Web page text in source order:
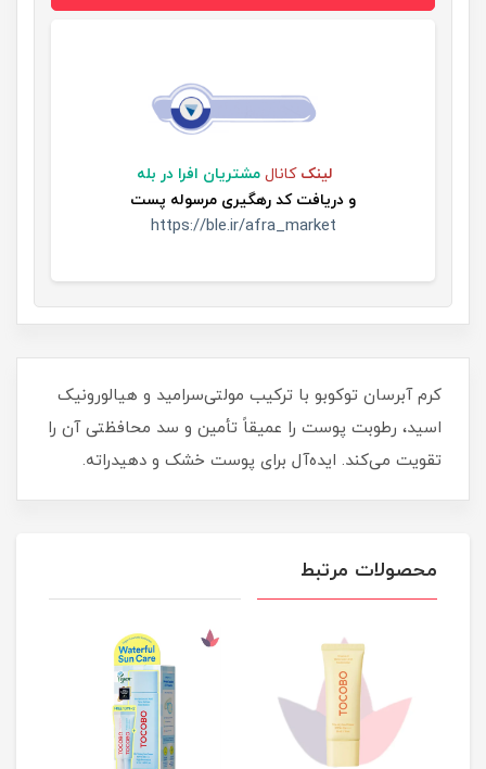
لینک کانال مشتریان افرا در بله
و دریافت کد رهگیری مرسوله پست
https://ble.ir/afra_market
کرم آبرسان توکوبو با ترکیب مولتی‌سرامید و هیالورونیک
اسید، رطوبت پوست را عمیقاً تأمین و سد محافظتی آن را
تقویت می‌کند. ایده‌آل برای پوست خشک و دهیدراته.
محصولات مرتبط